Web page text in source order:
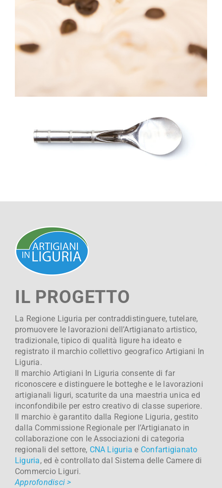
IL PROGETTO
La Regione Liguria per contraddistinguere, tutelare,
promuovere le lavorazioni dell’Artigianato artistico,
tradizionale, tipico di qualità ligure ha ideato e
registrato il marchio collettivo geografico Artigiani In
Liguria.
Il marchio Artigiani In Liguria consente di far
riconoscere e distinguere le botteghe e le lavorazioni
artigianali liguri, scaturite da una maestria unica ed
inconfondibile per estro creativo di classe superiore.
Il marchio è garantito dalla Regione Liguria, gestito
dalla Commissione Regionale per l’Artigianato in
collaborazione con le Associazioni di categoria
regionali del settore, CNA Liguria e Confartigianato
Liguria, ed è controllato dal Sistema delle Camere di
Commercio Liguri.
Approfondisci >